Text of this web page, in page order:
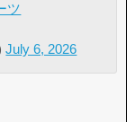
ツ
July 6, 2026